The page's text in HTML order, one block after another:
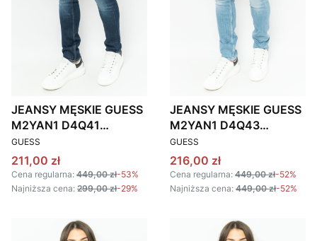
JEANSY MĘSKIE GUESS
M2YAN1 D4Q41
GRANATOWE
PRODUCENT
GUESS
Cena promocyjna
211,00 zł
Cena regularna: 449,00 zł-53%
Najniższa cena: 299,00 zł-29%
JEANSY MĘSKIE GUESS
M2YAN1 D4Q43
NIEBIESKIE
PRODUCENT
GUESS
Cena promocyjna
216,00 zł
Cena regularna: 449,00 zł-52%
Najniższa cena: 449,00 zł-52%